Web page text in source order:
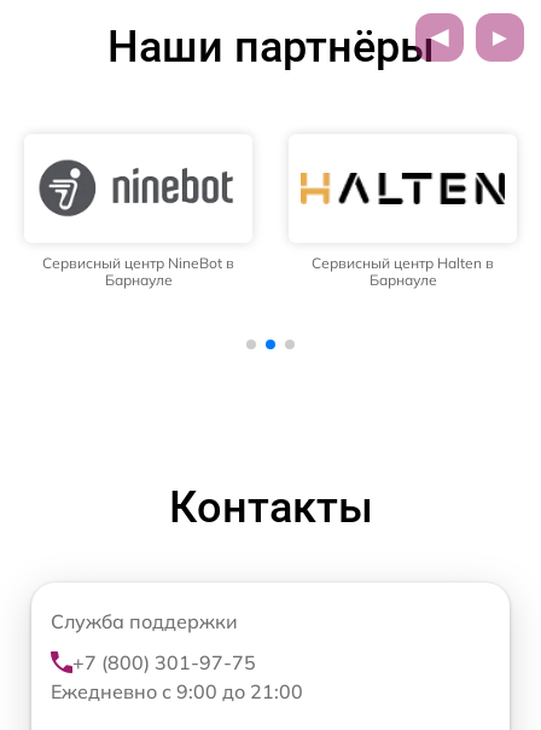
Наши партнёры
Сервисный центр NineBot в
Барнауле
Сервисный центр Halten в
Барнауле
Контакты
Служба поддержки
+7 (800) 301-97-75
Ежедневно с 9:00 до 21:00